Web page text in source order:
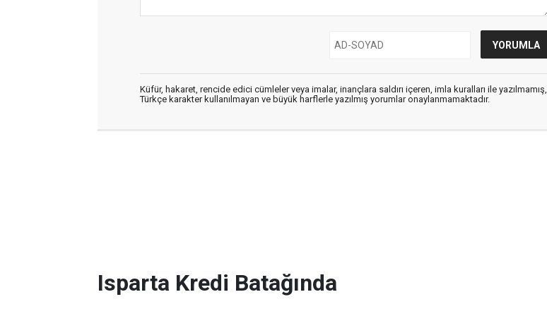
Küfür, hakaret, rencide edici cümleler veya imalar, inançlara saldırı içeren, imla kuralları ile yazılmamış,
Türkçe karakter kullanılmayan ve büyük harflerle yazılmış yorumlar onaylanmamaktadır.
Isparta Kredi Batağında